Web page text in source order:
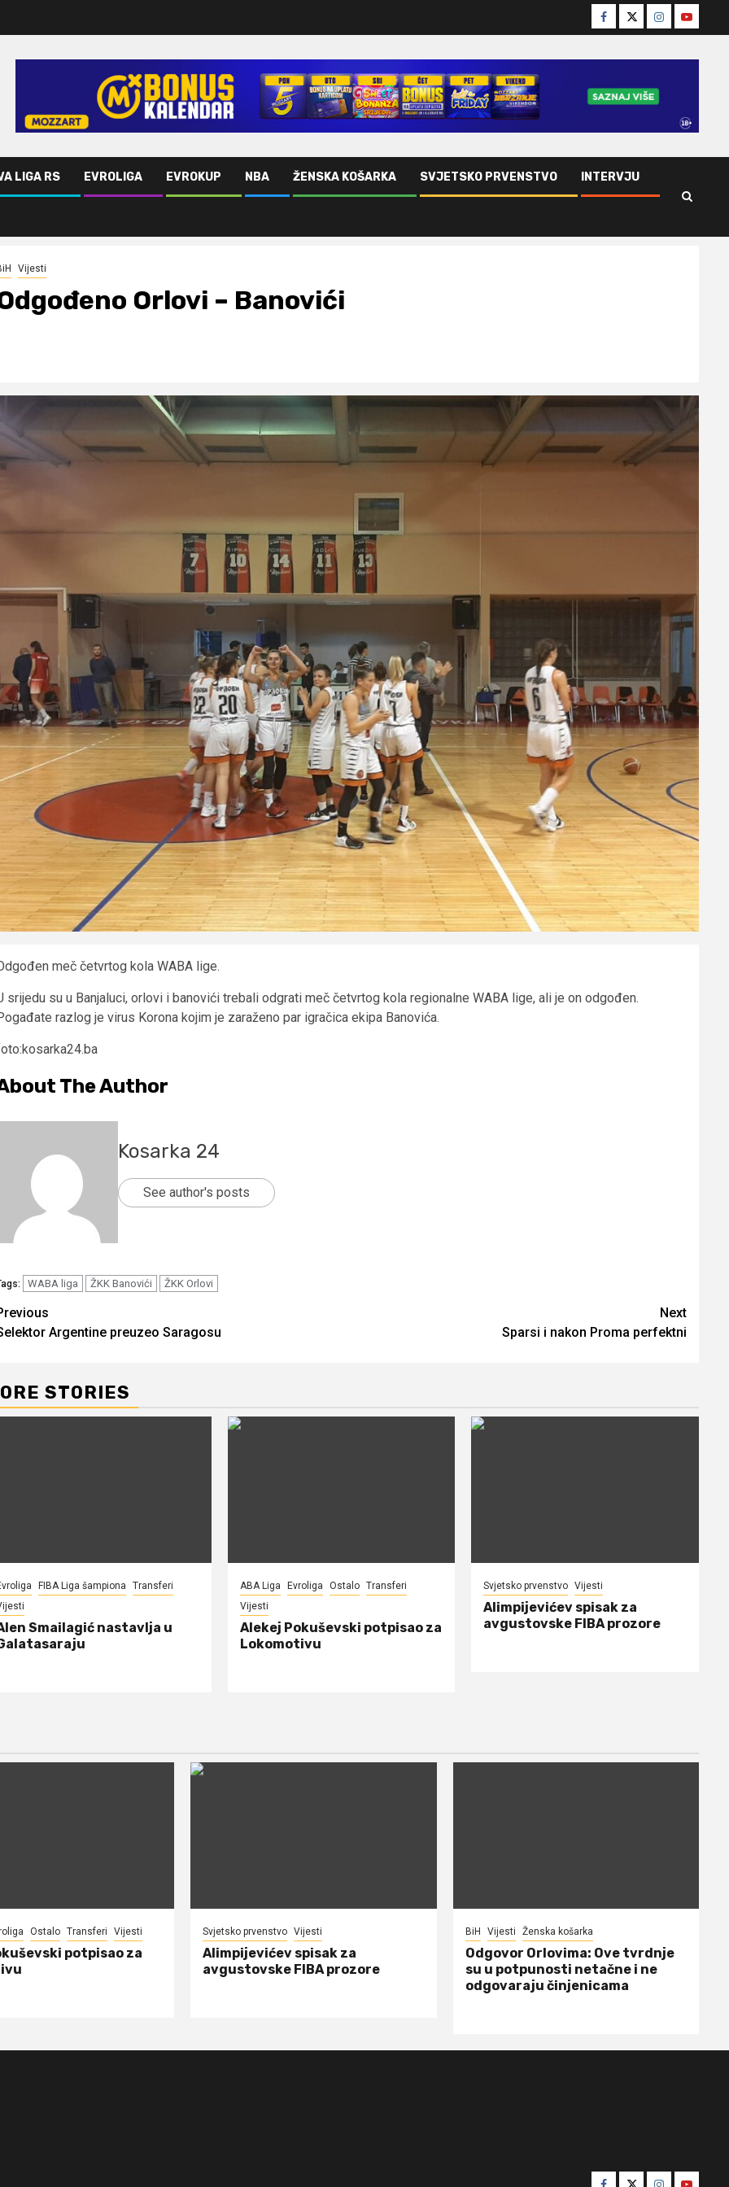
Facebook
TwitterInstagram
Youtube
LIGA RS EVROLIGA EVROKUP NBA ŽENSKA KOŠARKA SVJETSKO PRVENSTVO INTERVJU
Vijesti
Orlovi – Banovići
meč četvrtog kola WABA lige.
srijedu su u Banjaluci, orlovi i banovići trebali odgrati meč četvrtog kola regionalne WABA lige, ali je on odgođen.
razlog je virus Korona kojim je zaraženo par igračica ekipa Banovića.
The Author
Kosarka 24
See author's posts
WABA liga ŽKK Banovići ŽKK Orlovi
Argentine preuzeo Saragosu
Next
Sparsi i nakon Proma perfektni
STORIES
FIBA Liga šampiona
Transferi
Smailagić nastavlja u
ABA Liga Evroliga Ostalo Transferi
Vijesti
Alekej Pokuševski potpisao za
Lokomotivu
Svjetsko prvenstvo Vijesti
Alimpijevićev spisak za
avgustovske FIBA prozore
Ostalo Transferi Vijesti
potpisao za
Svjetsko prvenstvo Vijesti
Alimpijevićev spisak za
avgustovske FIBA prozore
BiH Vijesti Ženska košarka
Odgovor Orlovima: ​Ove tvrdnje
su u potpunosti netačne i ne
odgovaraju činjenicama
Facebook
TwitterInstagram
Youtube